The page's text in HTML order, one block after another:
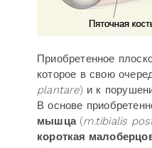
Приобретенное
которое в свою
plantare) и к
В основе
мышца(m.tibialis
короткая